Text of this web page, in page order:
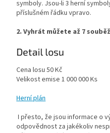
symboly. Jsou-li 3 herní
příslušném řádku vpravo.
2. Vyhrát můžete až 7
Detail losu
Cena losu 50 Kč
Velikost emise 1 000 000 Ks
Herní plán
I přesto, že jsou informace o
odpovědnost za jakékoliv